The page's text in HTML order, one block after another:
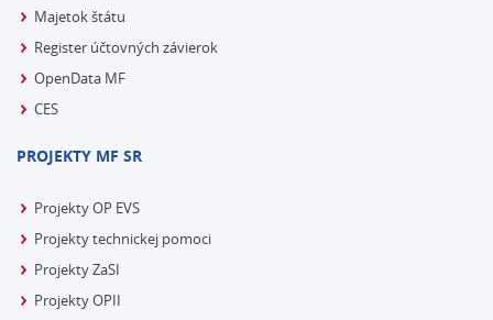
Majetok štátu
Register účtovných závierok
OpenData MF
CES
PROJEKTY MF SR
Projekty OP EVS
Projekty technickej pomoci
Projekty ZaSI
Projekty OPII